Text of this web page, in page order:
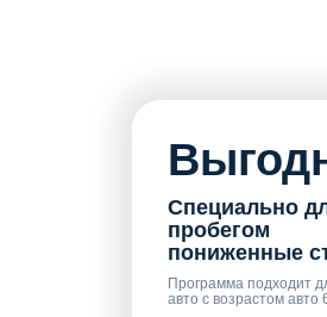
Специально
пробегом
пониженные
Программа подходит
авто с возрастом авто